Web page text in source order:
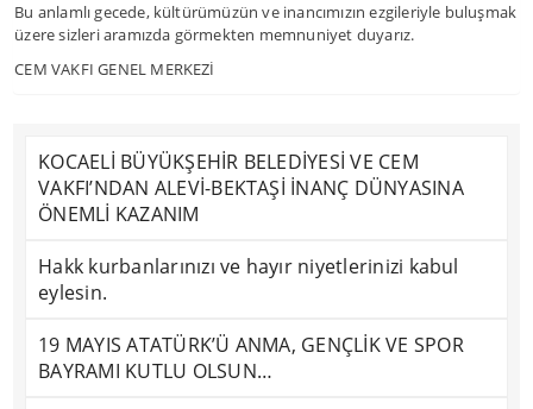
Bu anlamlı gecede, kültürümüzün ve inancımızın ezgileriyle buluşmak
üzere sizleri aramızda görmekten memnuniyet duyarız.
CEM VAKFI GENEL MERKEZİ
KOCAELİ BÜYÜKŞEHİR BELEDİYESİ VE CEM
VAKFI’NDAN ALEVİ-BEKTAŞİ İNANÇ DÜNYASINA
ÖNEMLİ KAZANIM
Hakk kurbanlarınızı ve hayır niyetlerinizi kabul
eylesin.
19 MAYIS ATATÜRK’Ü ANMA, GENÇLİK VE SPOR
BAYRAMI KUTLU OLSUN…